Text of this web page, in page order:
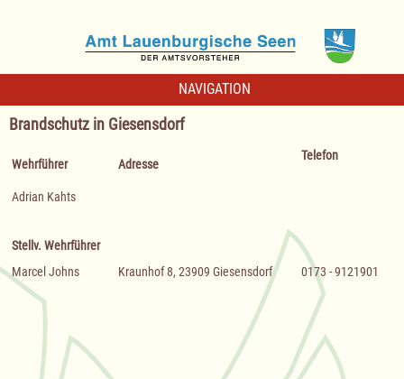
NAVIGATION
Brandschutz in Giesensdorf
Wehrführer Adresse
Telefon
Adrian Kahts
Stellv. Wehrführer
Marcel Johns
Kraunhof 8, 23909 Giesensdorf 0173 - 9121901